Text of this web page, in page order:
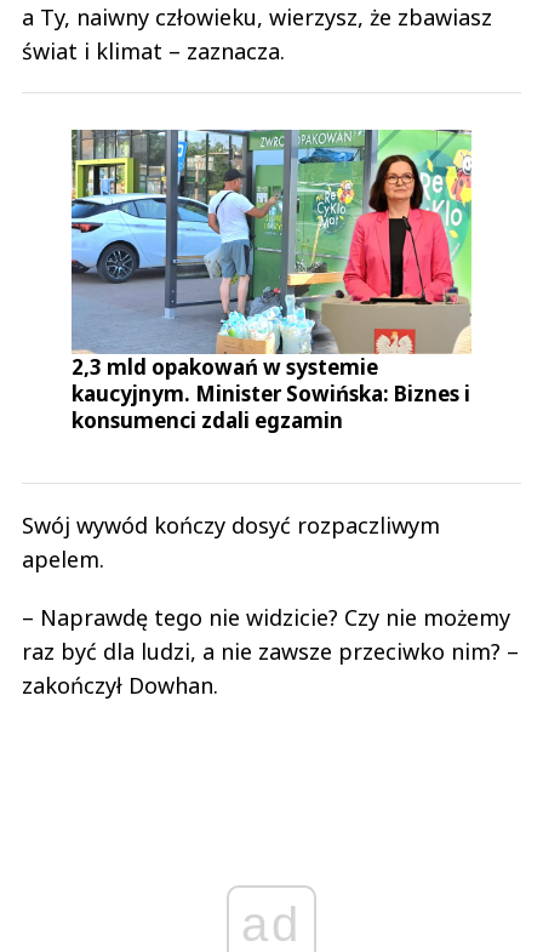
a Ty, naiwny człowieku, wierzysz, że zbawiasz
świat i klimat – zaznacza.
2,3 mld opakowań w systemie
kaucyjnym. Minister Sowińska: Biznes i
konsumenci zdali egzamin
Swój wywód kończy dosyć rozpaczliwym
apelem.
– Naprawdę tego nie widzicie? Czy nie możemy
raz być dla ludzi, a nie zawsze przeciwko nim? –
zakończył Dowhan.
ad